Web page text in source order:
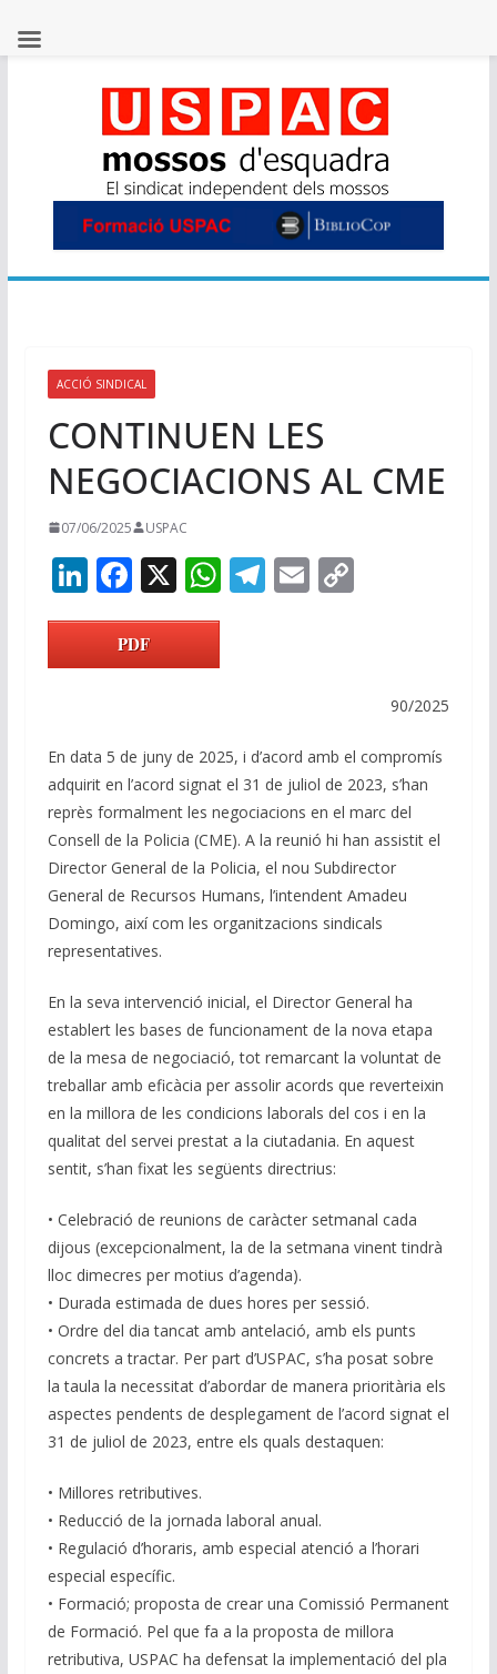
ACCIÓ SINDICAL
CONTINUEN LES
NEGOCIACIONS AL CME
07/06/2025 USPAC
Li
n
k
e
n
F
ac
e
b
o
k
X W
p
p
T
m
E C
n
k
PDF
90/2025
En data 5 de juny de 2025, i d’acord amb el compromís
adquirit en l’acord signat el 31 de juliol de 2023, s’han
reprès formalment les negociacions en el marc del
Consell de la Policia (CME). A la reunió hi han assistit el
Director General de la Policia, el nou Subdirector
General de Recursos Humans, l’intendent Amadeu
Domingo, així com les organitzacions sindicals
representatives.
En la seva intervenció inicial, el Director General ha
establert les bases de funcionament de la nova etapa
de la mesa de negociació, tot remarcant la voluntat de
treballar amb eficàcia per assolir acords que reverteixin
en la millora de les condicions laborals del cos i en la
qualitat del servei prestat a la ciutadania. En aquest
sentit, s’han fixat les següents directrius:
• Celebració de reunions de caràcter setmanal cada
dijous (excepcionalment, la de la setmana vinent tindrà
lloc dimecres per motius d’agenda).
• Durada estimada de dues hores per sessió.
• Ordre del dia tancat amb antelació, amb els punts
concrets a tractar. Per part d’USPAC, s’ha posat sobre
la taula la necessitat d’abordar de manera prioritària els
aspectes pendents de desplegament de l’acord signat el
31 de juliol de 2023, entre els quals destaquen:
• Millores retributives.
• Reducció de la jornada laboral anual.
• Regulació d’horaris, amb especial atenció a l’horari
especial específic.
• Formació; proposta de crear una Comissió Permanent
de Formació. Pel que fa a la proposta de millora
retributiva, USPAC ha defensat la implementació del pla